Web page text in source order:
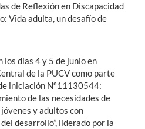
de Reflexión en Discapacidad
Vida adulta, un desafío de
los días 4 y 5 de junio en
de la PUCV como parte
iniciación Nº11130544:
de las necesidades de
y adultos con
desarrollo”, liderado por la